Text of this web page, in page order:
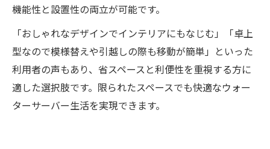
機能性と設置性の両立が可能です。
「おしゃれなデザインでインテリアにもなじむ」「卓上
型なので模様替えや引越しの際も移動が簡単」といった
利用者の声もあり、省スペースと利便性を重視する方に
適した選択肢です。限られたスペースでも快適なウォー
ターサーバー生活を実現できます。